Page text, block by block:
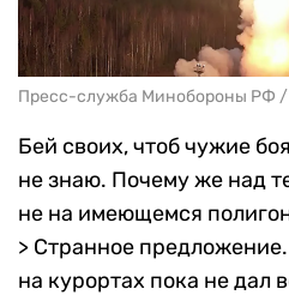
Пресс-служба Минобороны РФ
Бей своих, чтоб чужие
не знаю. Почему же над
не на имеющемся
> Странное
на курортах пока не дал